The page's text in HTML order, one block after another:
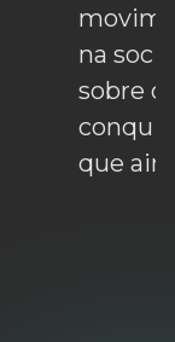
na
sobre o
que